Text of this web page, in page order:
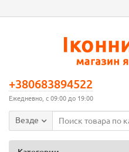
+380683894522
Ежедневно, с 09:00 до 19:00
Везде